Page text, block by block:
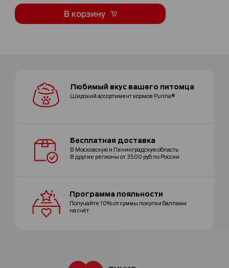
В корзину
Любимый вкусвашего питомца
Широкий ассортимент кормов Purina®
Бесплатная доставка
В Московскую и Ленинградскую область
В другие регионы от 3500 руб по России
Программалояльности
Получайте 10% от суммы покупки баллами
на счёт